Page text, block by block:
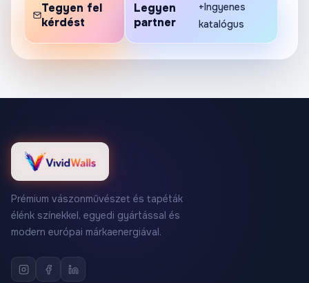
Tegyen fel
kérdést
Legyen
partner
+Ingyenes
katalógus
Prémium vászonművészet és tapéták
élénk színekkel, egyedi gyártással és
modern európai márkaenergiával.